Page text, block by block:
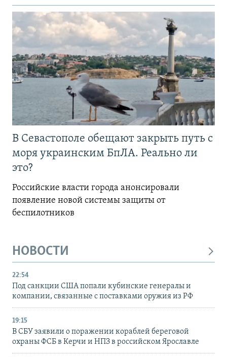
В Севастополе обещают закрыть путь с
моря украинским БпЛА. Реально ли
это?
Российские власти города анонсировали
появление новой системы защиты от
беспилотников
НОВОСТИ
22:54
Под санкции США попали кубинские генералы и
компании, связанные с поставками оружия из РФ
19:15
В СБУ заявили о поражении кораблей береговой
охраны ФСБ в Керчи и НПЗ в российском Ярославле